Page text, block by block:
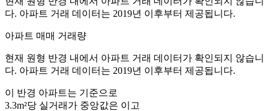
다. 아파트 거래 데이터는 2019년 이후부터 제공됩니다.
아파트 매매 거래량
현재 원형 반경 내에서 아파트 거래 데이터가 확인되지 않습니
다. 아파트 거래 데이터는 2019년 이후부터 제공됩니다.
이 반경 아파트는 기준으로
3.3m²당 실거래가 중앙값은 이고